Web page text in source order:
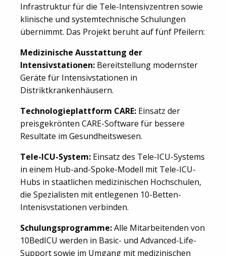
Infrastruktur für die Tele-Intensivzentren sowie
klinische und systemtechnische Schulungen
übernimmt. Das Projekt beruht auf fünf Pfeilern:
Medizinische Ausstattung der
Intensivstationen: Bereitstellung modernster
Geräte für Intensivstationen in
Distriktkrankenhäusern.
Technologieplattform CARE: Einsatz der
preisgekrönten CARE-Software für bessere
Resultate im Gesundheitswesen.
Tele-ICU-System: Einsatz des Tele-ICU-Systems
in einem Hub-and-Spoke-Modell mit Tele-ICU-
Hubs in staatlichen medizinischen Hochschulen,
die Spezialisten mit entlegenen 10-Betten-
Intenisvstationen verbinden.
Schulungsprogramme:Alle Mitarbeitenden von
10BedICU werden in Basic- und Advanced-Life-
Support sowie im Umgang mit medizinischen